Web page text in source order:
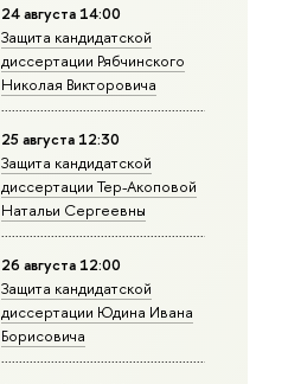
24 августа 14:00
Защита кандидатской
диссертации Рябчинского
Николая Викторовича
25 августа 12:30
Защита кандидатской
диссертации Тер-Акоповой
Натальи Сергеевны
26 августа 12:00
Защита кандидатской
диссертации Юдина Ивана
Борисовича